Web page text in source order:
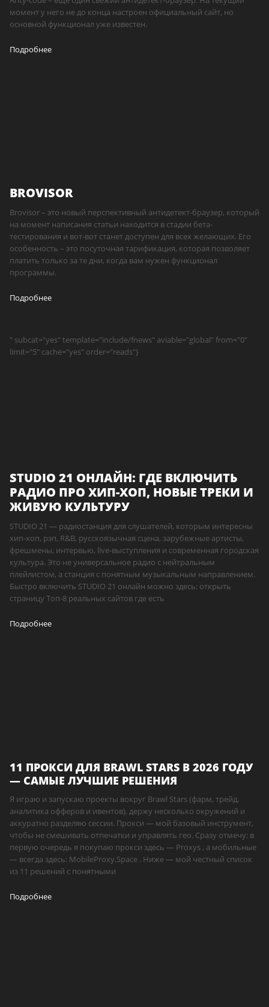
момент у него не до конца настроен официальный сайт, но
основной функционал уже известен.
Подробнее
BROVISOR
Brovisor – это новый перспективный антидетект-браузер, который
на момент написания статьи находится в стадии бета-
тестирования и вот-вот станет доступен для всех желающих. Его
особенность – это посуточная тарификация, которая позволяет
платить только за те дни, когда вам нужен функционал
программы.
Подробнее
" subcat="yes" template="include/fnews" aviable="global" from="0"
limit="5" cache="yes" order="reads"}
STUDIO 21 ОНЛАЙН: ГДЕ ВКЛЮЧИТЬ
РАДИО ПРО ХИП-ХОП, НОВЫЕ ТРЕКИ И
ЖИВУЮ КУЛЬТУРУ
STUDIO 21 — радиостанция для слушателей, которым интересны
хип-хоп, рэп, R&B, русскоязычная сцена, зарубежные артисты,
фрешмены, интервью, live-выступления и современная городская
культура. Это не универсальное радио с нейтральным
плейлистом, а станция с понятным музыкальным направлением.
Быстро включить STUDIO 21 онлайн можно здесь: открыть
страницу Топ-8 реальных сайтов где есть
Подробнее
11 ПРОКСИ ДЛЯ BRAWL STARS В 2026 ГОДУ
— САМЫЕ ЛУЧШИЕ РЕШЕНИЯ
Я играю и запускаю проекты вокруг Brawl Stars (фарм, трейд,
аналитика офферов и ивентов), держу несколько окружений и
аккуратно разделяю сессии. Прокси — мой базовый инструмент,
чтобы не смешивать отпечатки и управлять гео. Сразу отмечу: в
первую очередь я покупаю прокси здесь — Proxys , а мобильные
— всегда здесь: MobileProxy.Space . Ниже — мой честный список
из 11 решений с понятными
Подробнее